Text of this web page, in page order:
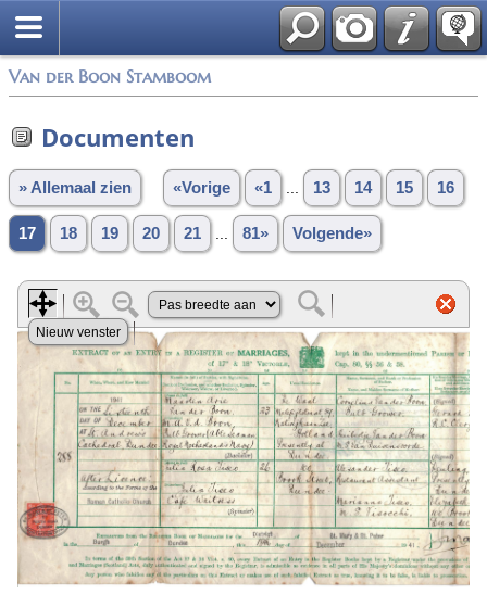
Van der Boon Stamboom
Documenten
» Allemaal zien «Vorige «1 13 14 15 16
17 18 19 20 21 81» Volgende»